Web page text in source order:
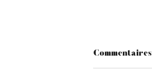
Commentaires